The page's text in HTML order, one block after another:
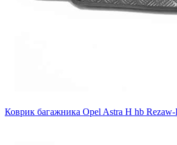
Коврик багажника Opel Astra H hb